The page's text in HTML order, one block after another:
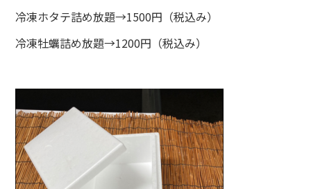
冷凍ホタテ詰め放題→1500円（税込み）
冷凍牡蠣詰め放題→1200円（税込み）